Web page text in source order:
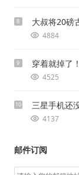
8 大叔将20磅
4884
9 穿着就掉了
4525
10 三星手机还
4137
邮件订阅